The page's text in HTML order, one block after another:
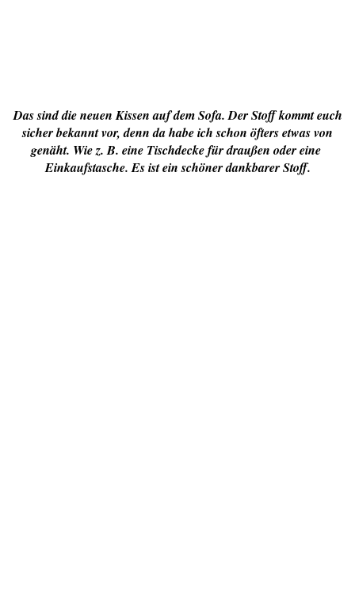
Das sind die neuen Kissen auf dem Sofa. Der Stoff kommt euch
sicher bekannt vor, denn da habe ich schon öfters etwas von
genäht. Wie z. B. eine Tischdecke für draußen oder eine
Einkaufstasche. Es ist ein schöner dankbarer Stoff.